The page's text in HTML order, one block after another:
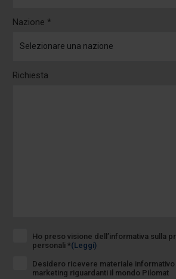
Nazione *
Richiesta
Ho preso visione dell’informativa sulla
personali *(Leggi)
Desidero ricevere materiale
marketing riguardanti il mondo Pilomat